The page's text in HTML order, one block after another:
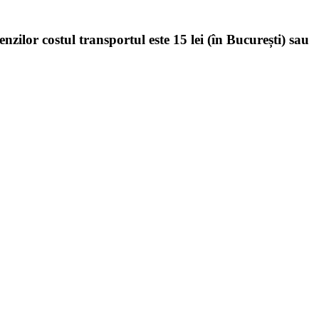
costul transportul este 15 lei (în București) sau